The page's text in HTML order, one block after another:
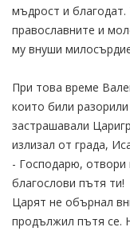
мъдрост и
православните и
му внуши
При това време
които били
застрашавали
излизал от града,
- Господарю, отвори
благослови пътя ти!
Царят не обърнал
продължил пътя се.